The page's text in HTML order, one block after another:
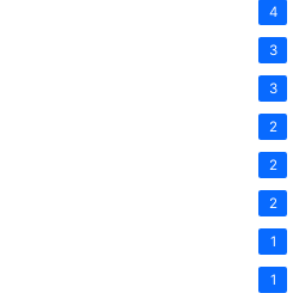
4
3
3
2
2
2
1
1